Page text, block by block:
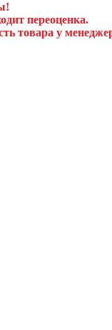
переоценка.
товара у